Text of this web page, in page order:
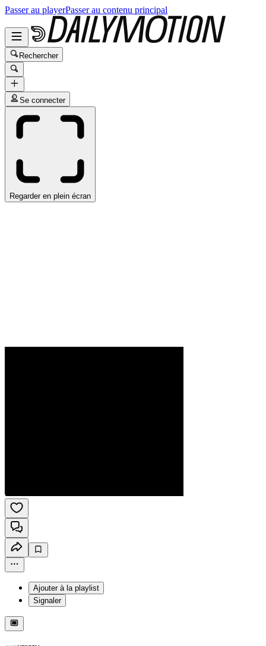
Passer au playerPasser au contenu principal
Rechercher
Se connecter
Regarder en plein écran
Ajouter à la playlist
Signaler